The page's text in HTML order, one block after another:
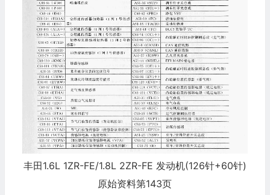
丰田1.6L 1ZR-FE/1.8L 2ZR-FE 发动机(126针+60针)
原始资料第143页